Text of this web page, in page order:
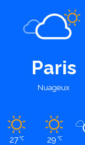
Paris
Nuageux
27 ℃ 29 ℃